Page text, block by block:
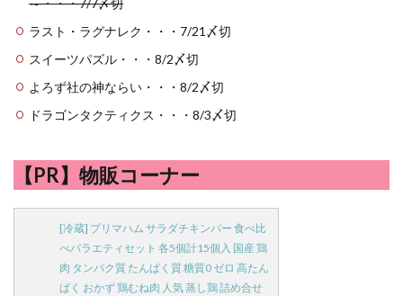
ラスト・ラグナレク・・・7/21〆切
スイーツパズル・・・8/2〆切
よろず社の神ならい・・・8/2〆切
ドラゴンタクティクス・・・8/3〆切
【PR】物販コーナー
[冷蔵] プリマハム サラダチキンバー 食べ比
べバラエティセット 各5個計15個入 国産 鶏
肉 タンパク質 たんぱく質 糖質0 ゼロ 高たん
ぱく おかず 鶏むね肉 人気 蒸し鶏 詰め合せ